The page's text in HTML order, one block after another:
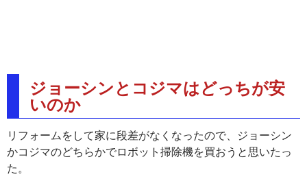
ジョーシンとコジマはどっちが安
いのか
リフォームをして家に段差がなくなったので、ジョーシン
かコジマのどちらかでロボット掃除機を買おうと思いたっ
た。